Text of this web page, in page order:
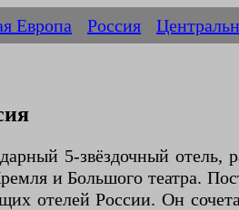
Европа Россия
5-звёздочный отель,
и Большого театра.
отелей России. Он